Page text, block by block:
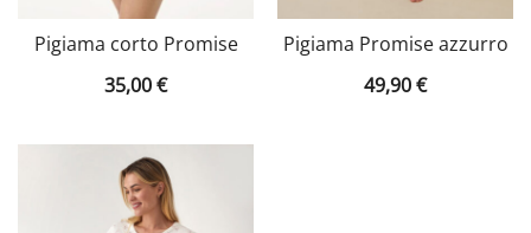
Pigiama corto Promise
35,00€
Pigiama Promise azzurro
49,90€